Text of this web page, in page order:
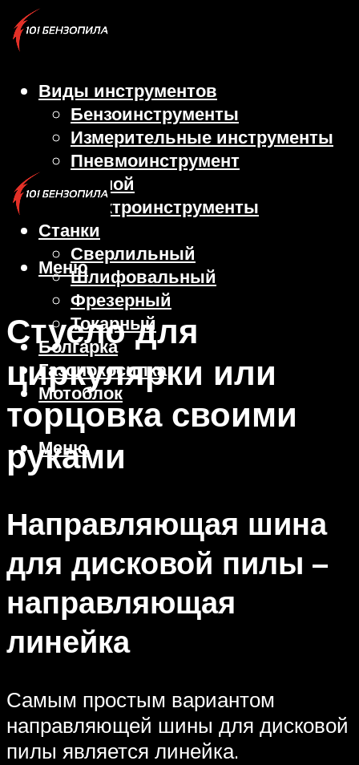
Виды инструментов
Бензоинструменты
Измерительные инструменты
Пневмоинструмент
Ручной
Электроинструменты
Станки
Сверлильный
Шлифовальный
Фрезерный
Токарный
Болгарка
Газонокосилка
Мотоблок
Меню
Меню
Стусло для
циркулярки или
торцовка своими
руками
Направляющая шина
для дисковой пилы –
направляющая
линейка
Самым простым вариантом
направляющей шины для дисковой
пилы является линейка.